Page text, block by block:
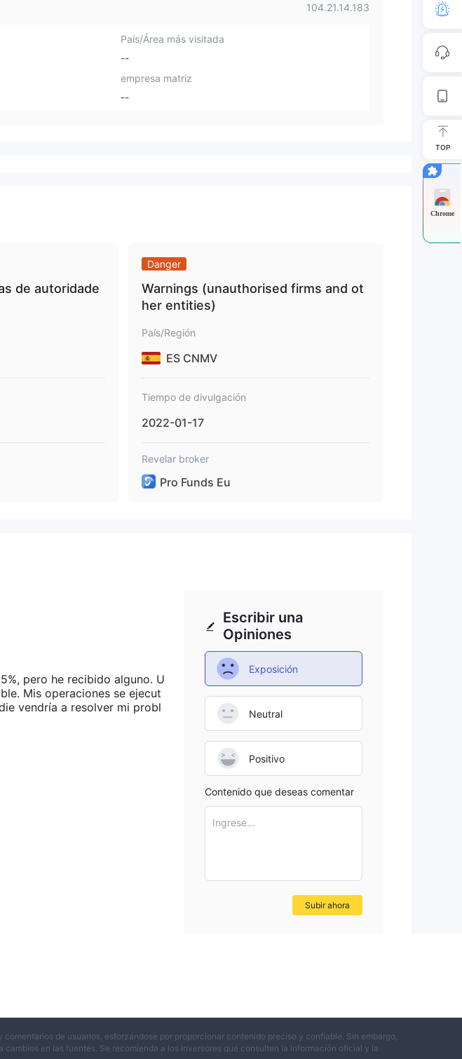
104.21.14.183
País/Área más visitada
--
empresa matriz
--
de autoridade
Danger
Warnings (unauthorised firms and ot
her entities)
País/Región
ES CNMV
Tiempo de divulgación
2022-01-17
Revelar broker
Pro Funds Eu
pero he recibido alguno. U
Mis operaciones se ejecut
vendría a resolver mi probl
Escribir una
Opiniones
Exposición
Neutral
Positivo
Contenido que deseas comentar
Ingrese...
Subir ahora
TOP
Chrome
de usuarios, esforzándose por proporcionar contenido preciso y confiable. Sin embargo,
en las fuentes. Se recomienda a los inversores que consulten la información oficial y la